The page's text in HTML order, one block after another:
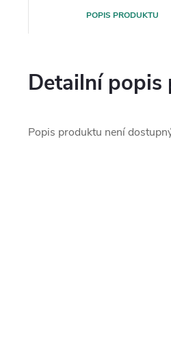
POPIS PRODUKTU
Detailní popis
Popis produktu není